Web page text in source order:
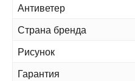
Антиветер
Страна бренда
Рисунок
Гарантия